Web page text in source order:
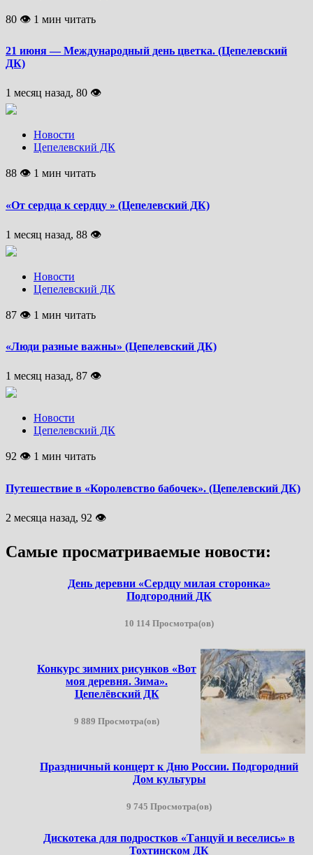
80 👁 1 мин читать
21 июня — Международный день цветка. (Цепелевский
ДК)
1 месяц назад, 80 👁
Новости
Цепелевский ДК
88 👁 1 мин читать
«От сердца к сердцу » (Цепелевский ДК)
1 месяц назад, 88 👁
Новости
Цепелевский ДК
87 👁 1 мин читать
«Люди разные важны» (Цепелевский ДК)
1 месяц назад, 87 👁
Новости
Цепелевский ДК
92 👁 1 мин читать
Путешествие в «Королевство бабочек». (Цепелевский ДК)
2 месяца назад, 92 👁
Самые просматриваемые новости:
День деревни «Сердцу милая сторонка»
Подгородний ДК
10 114 Просмотра(ов)
Конкурс зимних рисунков «Вот
моя деревня. Зима».
Цепелёвский ДК
9 889 Просмотра(ов)
Праздничный концерт к Дню России. Подгородний
Дом культуры
9 745 Просмотра(ов)
Дискотека для подростков «Танцуй и веселись» в
Тохтинском ДК